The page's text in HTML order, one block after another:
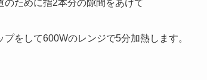
ために指2本分の隙間をあけて
プをして600Wのレンジで5分加熱します。